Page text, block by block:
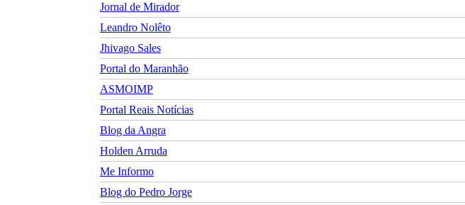
Jornal de Mirador
Leandro Nolêto
Jhivago Sales
Portal do Maranhão
ASMOIMP
Portal Reais Notí­cias
Blog da Angra
Holden Arruda
Me Informo
Blog do Pedro Jorge